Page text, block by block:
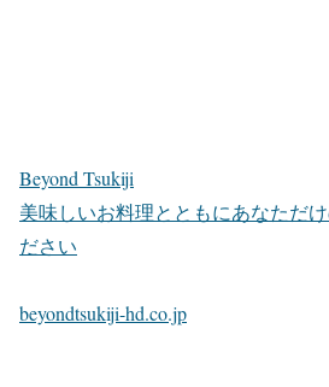
Beyond Tsukiji
美味しいお料理とともにあなただ
ださい
beyondtsukiji-hd.co.jp